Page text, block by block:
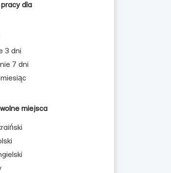
dla
3 dni
7 dni
miejsca